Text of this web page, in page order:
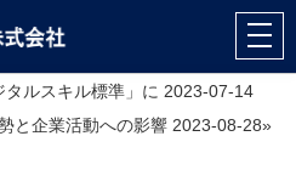
ルスキル標準」に 2023-07-14
と企業活動への影響 2023-08-28»